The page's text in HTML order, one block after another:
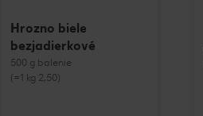
Hrozno biele
bezjadierkové
500 g balenie
(=1 kg 2,50)